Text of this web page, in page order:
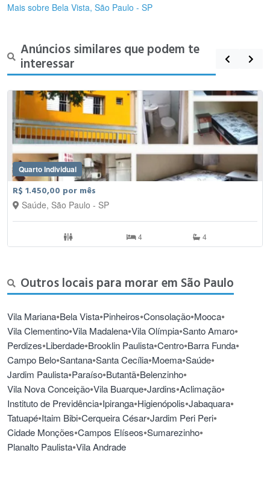
Mais sobre Bela Vista, São Paulo - SP
Anúncios similares que podem te
interessar
Quarto Individual
R$ 1.450,00 por mês
Saúde, São Paulo - SP
4 4
Outros locais para morar em São Paulo
Vila Mariana•Bela Vista•Pinheiros•Consolação•Mooca•
Vila Clementino•Vila Madalena•Vila Olímpia•Santo Amaro•
Perdizes•Liberdade•Brooklin Paulista•Centro•Barra Funda•
Campo Belo•Santana•Santa Cecília•Moema•Saúde•
Jardim Paulista•Paraíso•Butantã•Belenzinho•
Vila Nova Conceição•Vila Buarque•Jardins•Aclimação•
Instituto de Previdência•Ipiranga•Higienópolis•Jabaquara•
Tatuapé•Itaim Bibi•Cerqueira César•Jardim Peri Peri•
Cidade Monções•Campos Elíseos•Sumarezinho•
Planalto Paulista•Vila Andrade